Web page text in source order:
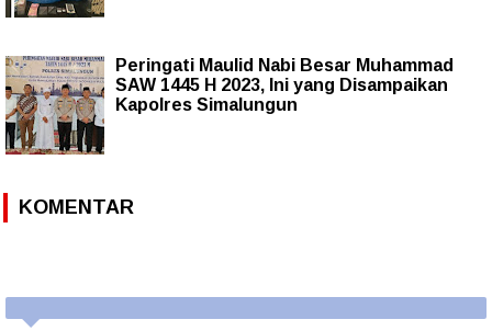
Peringati Maulid Nabi Besar Muhammad
SAW 1445 H 2023, Ini yang Disampaikan
Kapolres Simalungun
KOMENTAR